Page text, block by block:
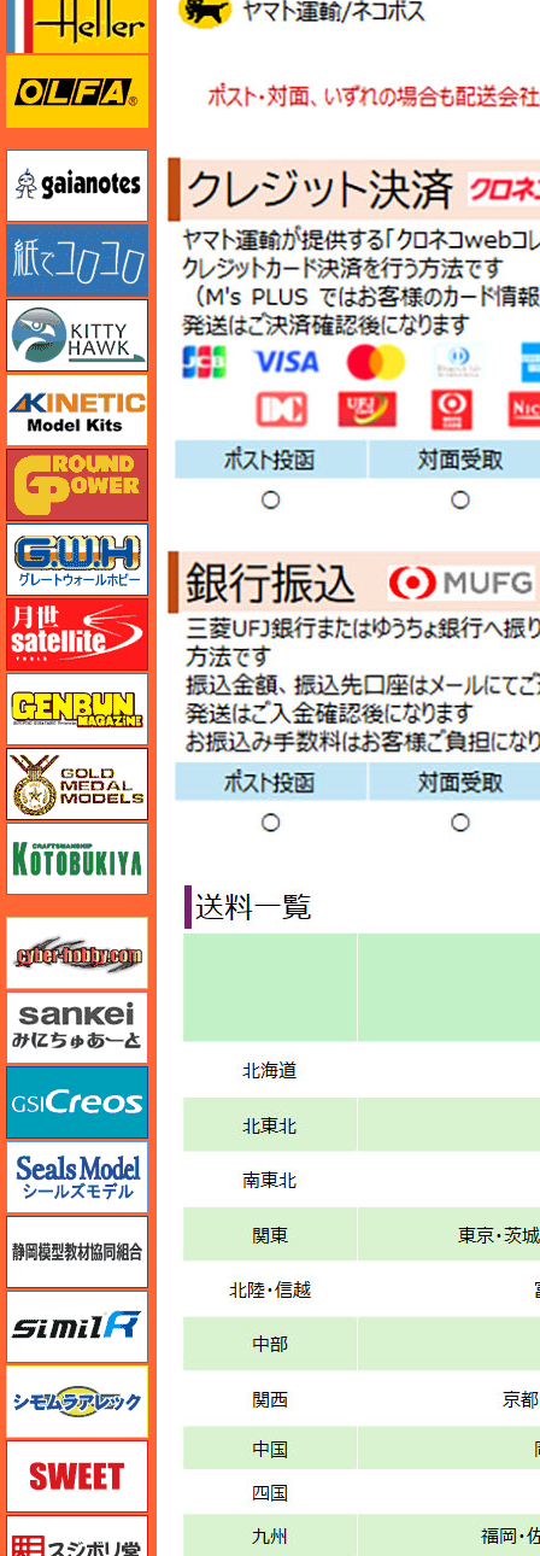
ガイアノーツ
紙でコロコロ
キティホーク
キネテック
ガリレオ出版 グランドパワー
月世 サテライトツールス
ゲンブンマガジン
ゴールドメダルモデルズ
サイバーホビー
シールズモデル
静岡模型協同組合
シミラー（similR）
シモムラアレック
スイート（SWEET）